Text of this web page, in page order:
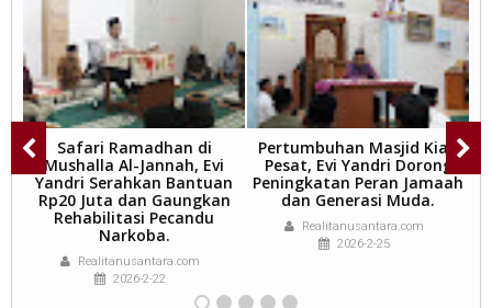
Safari Ramadhan di
Mushalla Al-Jannah, Evi
Yandri Serahkan Bantuan
Rp20 Juta dan Gaungkan
Rehabilitasi Pecandu
Narkoba.
Realitanusantara.com
2026-2-22
Pertumbuhan Masjid Kian
Pesat, Evi Yandri Dorong
Peningkatan Peran Jamaah
dan Generasi Muda.
Realitanusantara.com
2026-2-25